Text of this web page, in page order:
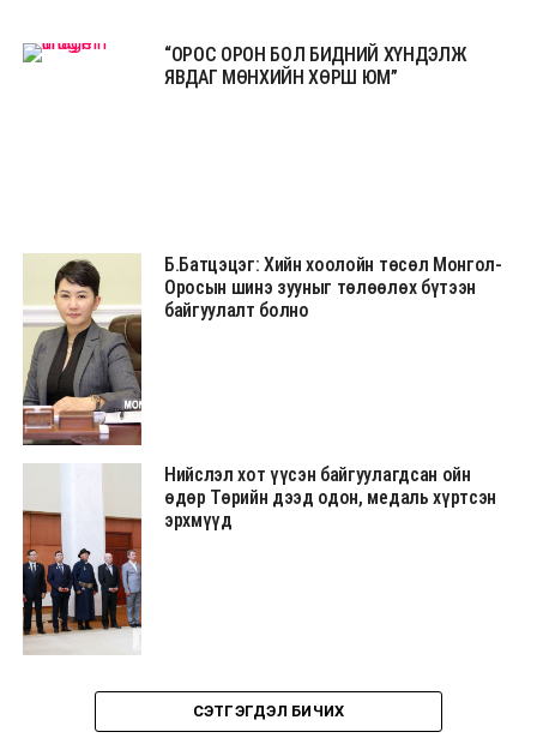
“ОРОС ОРОН БОЛ БИДНИЙ ХҮНДЭЛЖ
ЯВДАГ МӨНХИЙН ХӨРШ ЮМ”
Б.Батцэцэг: Хийн хоолойн төсөл Монгол-
Оросын шинэ зууныг төлөөлөх бүтээн
байгуулалт болно
Нийслэл хот үүсэн байгуулагдсан ойн
өдөр Төрийн дээд одон, медаль хүртсэн
эрхмүүд
СЭТГЭГДЭЛ БИЧИХ